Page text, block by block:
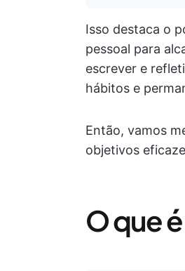
Isso destaca o
pessoal para
escrever e
hábitos e
Então, vamos
objetivos
O que